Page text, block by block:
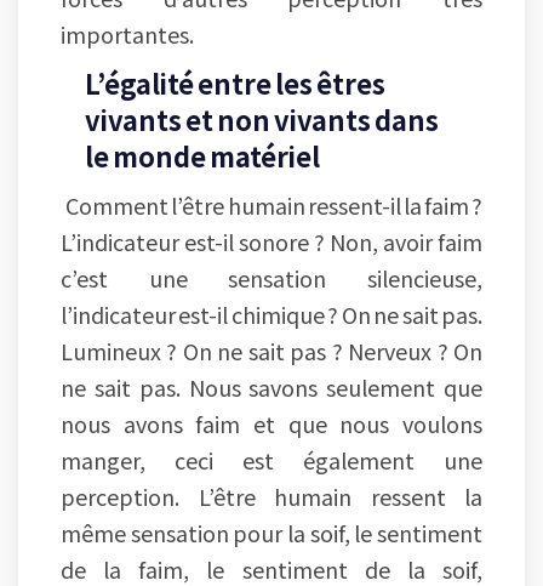
importantes.
L’égalité entre les êtres
vivants et non vivants dans
le monde matériel
Comment l’être humain ressent-il la faim ?
L’indicateur est-il sonore ? Non, avoir faim
c’est une sensation silencieuse,
l’indicateur est-il chimique ? On ne sait pas.
Lumineux ? On ne sait pas ? Nerveux ? On
ne sait pas. Nous savons seulement que
nous avons faim et que nous voulons
manger, ceci est également une
perception. L’être humain ressent la
même sensation pour la soif, le sentiment
de la faim, le sentiment de la soif,